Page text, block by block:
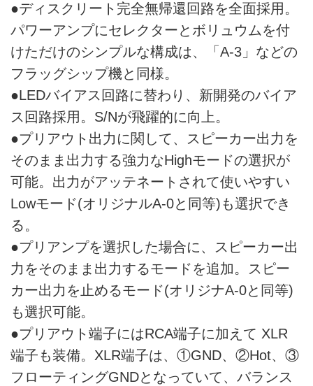
●ディスクリート完全無帰還回路を全面採用。
パワーアンプにセレクターとボリュウムを付
けただけのシンプルな構成は、「A-3」などの
フラッグシップ機と同様。
●LEDバイアス回路に替わり、新開発のバイア
ス回路採用。S/Nが飛躍的に向上。
●プリアウト出力に関して、スピーカー出力を
そのまま出力する強力なHighモードの選択が
可能。出力がアッテネートされて使いやすい
Lowモード(オリジナルA-0と同等)も選択でき
る。
●プリアンプを選択した場合に、スピーカー出
力をそのまま出力するモードを追加。スピー
カー出力を止めるモード(オリジナA-0と同等)
も選択可能。
●プリアウト端子にはRCA端子に加えて XLR
端子も装備。XLR端子は、①GND、②Hot、③
フローティングGNDとなっていて、バランス